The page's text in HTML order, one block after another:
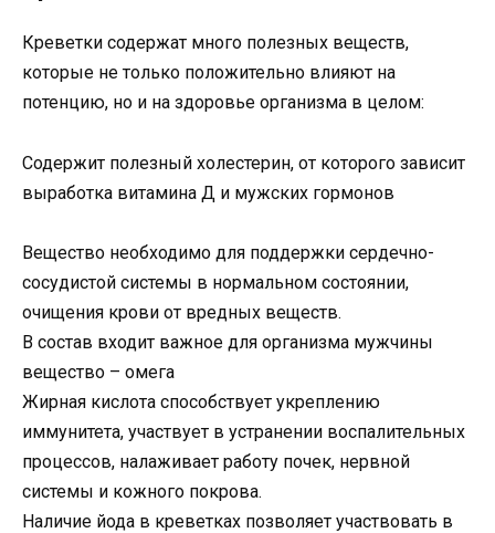
Креветки содержат много полезных веществ,
которые не только положительно влияют на
потенцию, но и на здоровье организма в целом:
Содержит полезный холестерин, от которого зависит
выработка витамина Д и мужских гормонов
Вещество необходимо для поддержки сердечно-
сосудистой системы в нормальном состоянии,
очищения крови от вредных веществ.
В состав входит важное для организма мужчины
вещество – омега
Жирная кислота способствует укреплению
иммунитета, участвует в устранении воспалительных
процессов, налаживает работу почек, нервной
системы и кожного покрова.
Наличие йода в креветках позволяет участвовать в